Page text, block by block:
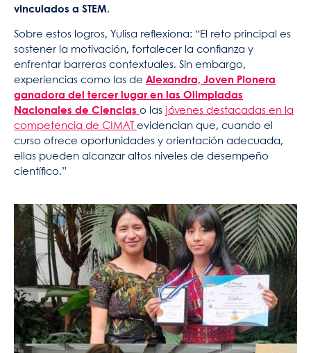
vinculados a STEM.
Sobre estos logros, Yulisa reflexiona: “El reto principal es
sostener la motivación, fortalecer la confianza y
enfrentar barreras contextuales. Sin embargo,
experiencias como las de Alexandra, Joven Pionera
ganadora del tercer lugar en las Olimpiadas
Nacionales de Ciencias o las jóvenes destacadas en la
competencia de CIMAT evidencian que, cuando el
curso ofrece oportunidades y orientación adecuada,
ellas pueden alcanzar altos niveles de desempeño
científico.”